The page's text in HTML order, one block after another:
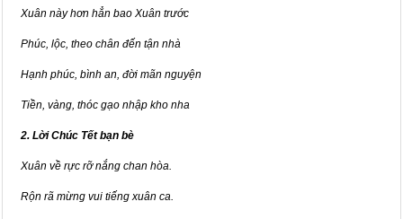
Xuân này hơn hẳn bao Xuân trước
Phúc, lộc, theo chân đến tận nhà
Hạnh phúc, bình an, đời mãn nguyện
Tiền, vàng, thóc gạo nhập kho nha
2. Lời Chúc Tết bạn bè
Xuân về rực rỡ nắng chan hòa.
Rộn rã mừng vui tiếng xuân ca.